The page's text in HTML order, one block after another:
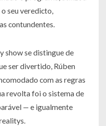
seu veredicto,
contundentes.
show se distingue de
ser divertido, Rúben
com as regras
revolta foi o sistema de
— e igualmente